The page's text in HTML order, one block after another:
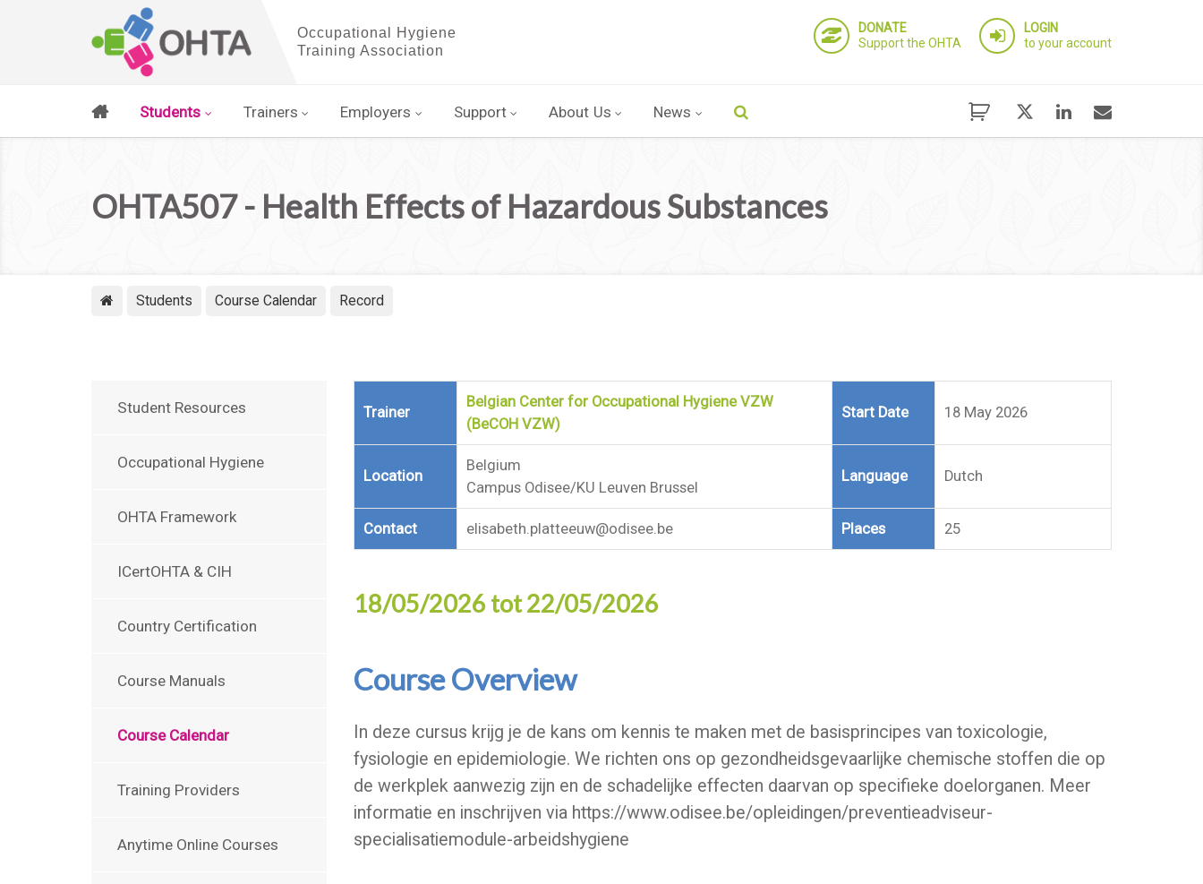
DONATE
Support the OHTA
LOGIN
to your account
Students Trainers Employers Support About Us News
OHTA507 - Health Effects of Hazardous Substances
Students Course Calendar Record
Trainer
Belgian Center for Occupational Hygiene VZW
(BeCOH VZW)
Start Date 18 May 2026
Location
Belgium
Campus Odisee/KU Leuven Brussel
Language Dutch
Contact elisabeth.platteeuw@odisee.be Places 25
18/05/2026 tot 22/05/2026
Course Overview
In deze cursus krijg je de kans om kennis te maken met de basisprincipes van toxicologie,
fysiologie en epidemiologie. We richten ons op gezondheidsgevaarlijke chemische stoffen die op
de werkplek aanwezig zijn en de schadelijke effecten daarvan op specifieke doelorganen. Meer
informatie en inschrijven via https://www.odisee.be/opleidingen/preventieadviseur-
specialisatiemodule-arbeidshygiene
Student Resources
Occupational Hygiene
OHTA Framework
ICertOHTA & CIH
Country Certification
Course Manuals
Course Calendar
Training Providers
Anytime Online Courses